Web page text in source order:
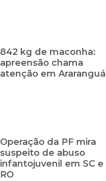
842 kg de maconha:
apreensão chama
atenção em Araranguá
Operação da PF mira
suspeito de abuso
infantojuvenil em SC e
RO